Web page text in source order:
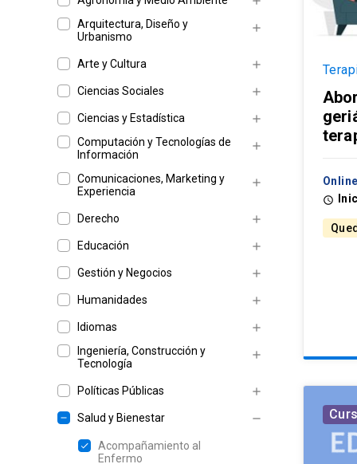
Arquitectura, Diseño y
Urbanismo
add
Arte y Cultura add
Ciencias Sociales add
Ciencias y Estadística
add
Computación y Tecnologías de
Información
add
Comunicaciones, Marketing y
Experiencia
add
Derecho add
Educación add
Gestión y Negocios add
Humanidades add
Idiomas
add
Ingeniería, Construcción y
Tecnología
add
Políticas Públicas add
Salud y Bienestar remove
Acompañamiento al
Enfermo
access_time